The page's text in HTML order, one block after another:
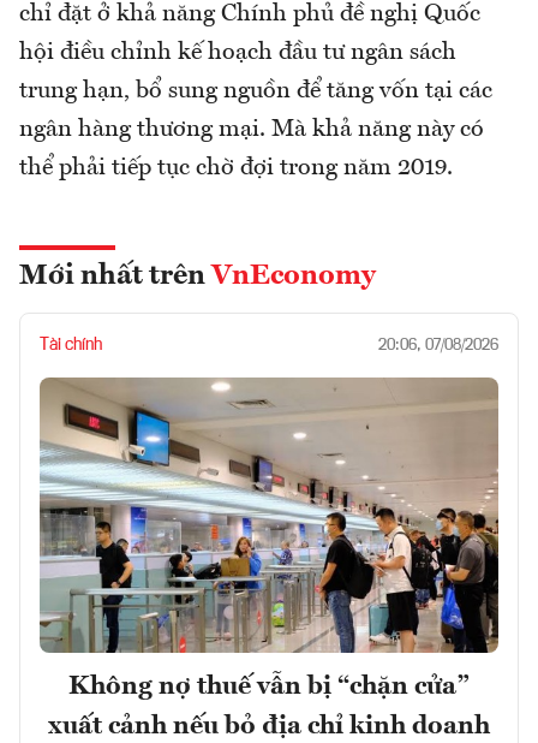
chỉ đặt ở khả năng Chính phủ đề nghị Quốc
hội điều chỉnh kế hoạch đầu tư ngân sách
trung hạn, bổ sung nguồn để tăng vốn tại các
ngân hàng thương mại. Mà khả năng này có
thể phải tiếp tục chờ đợi trong năm 2019.
Mới nhất trên VnEconomy
Tài chính 20:06, 07/08/2026
Không nợ thuế vẫn bị “chặn cửa”
xuất cảnh nếu bỏ địa chỉ kinh doanh